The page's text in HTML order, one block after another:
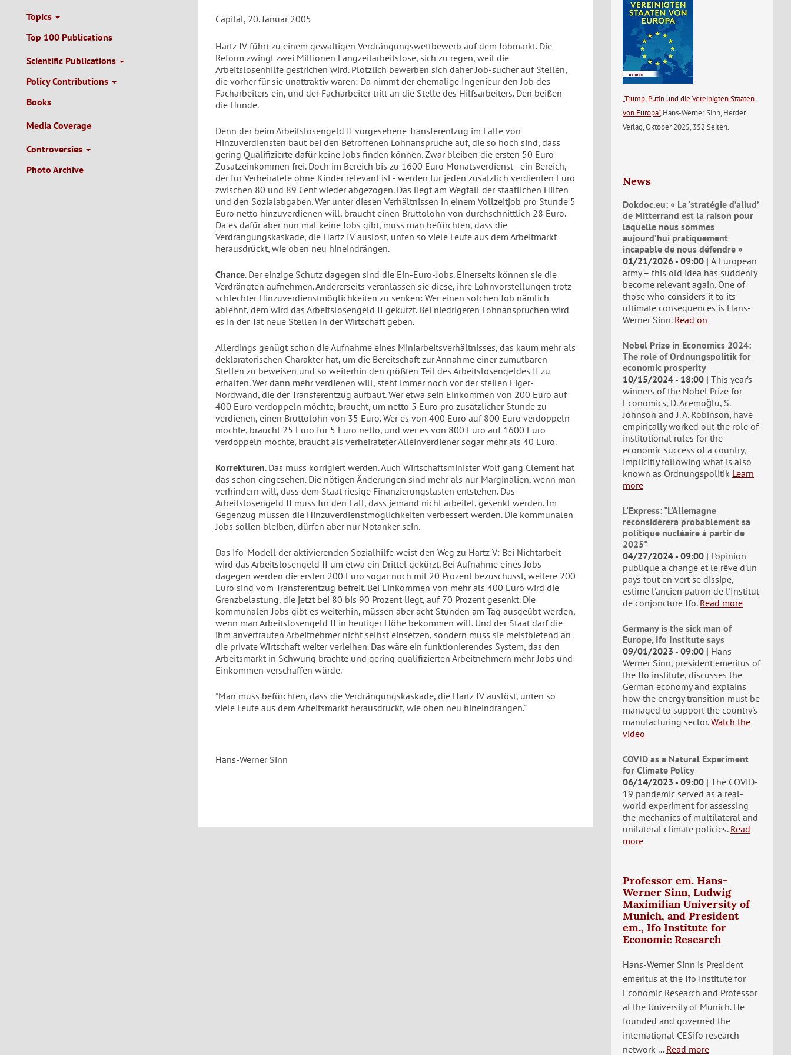
Topics
Top 100 Publications
Scientific Publications
Policy Contributions
Books
Media Coverage
Controversies
Photo Archive
Capital, 20. Januar 2005
Hartz IV führt zu einem gewaltigen Verdrängungswettbewerb auf dem Jobmarkt. Die
Reform zwingt zwei Millionen Langzeitarbeitslose, sich zu regen, weil die
Arbeitslosenhilfe gestrichen wird. Plötzlich bewerben sich daher Job-sucher auf Stellen,
die vorher für sie unattraktiv waren: Da nimmt der ehemalige Ingenieur den Job des
Facharbeiters ein, und der Facharbeiter tritt an die Stelle des Hilfsarbeiters. Den beißen
die Hunde.
Denn der beim Arbeitslosengeld II vorgesehene Transferentzug im Falle von
Hinzuverdiensten baut bei den Betroffenen Lohnansprüche auf, die so hoch sind, dass
gering Qualifizierte dafür keine Jobs finden können. Zwar bleiben die ersten 50 Euro
Zusatzeinkommen frei. Doch im Bereich bis zu 1600 Euro Monatsverdienst - ein Bereich,
der für Verheiratete ohne Kinder relevant ist - werden für jeden zusätzlich verdienten Euro
zwischen 80 und 89 Cent wieder abgezogen. Das liegt am Wegfall der staatlichen Hilfen
und den Sozialabgaben. Wer unter diesen Verhältnissen in einem Vollzeitjob pro Stunde 5
Euro netto hinzuverdienen will, braucht einen Bruttolohn von durchschnittlich 28 Euro.
Da es dafür aber nun mal keine Jobs gibt, muss man befürchten, dass die
Verdrängungskaskade, die Hartz IV auslöst, unten so viele Leute aus dem Arbeitmarkt
herausdrückt, wie oben neu hineindrängen.
Chance. Der einzige Schutz dagegen sind die Ein-Euro-Jobs. Einerseits können sie die
Verdrängten aufnehmen. Andererseits veranlassen sie diese, ihre Lohnvorstellungen trotz
schlechter Hinzuverdienstmöglichkeiten zu senken: Wer einen solchen Job nämlich
ablehnt, dem wird das Arbeitslosengeld II gekürzt. Bei niedrigeren Lohnansprüchen wird
es in der Tat neue Stellen in der Wirtschaft geben.
Allerdings genügt schon die Aufnahme eines Miniarbeitsverhältnisses, das kaum mehr als
deklaratorischen Charakter hat, um die Bereitschaft zur Annahme einer zumutbaren
Stellen zu beweisen und so weiterhin den größten Teil des Arbeitslosengeldes II zu
erhalten. Wer dann mehr verdienen will, steht immer noch vor der steilen Eiger-
Nordwand, die der Transferentzug aufbaut. Wer etwa sein Einkommen von 200 Euro auf
400 Euro verdoppeln möchte, braucht, um netto 5 Euro pro zusätzlicher Stunde zu
verdienen, einen Bruttolohn von 35 Euro. Wer es von 400 Euro auf 800 Euro verdoppeln
möchte, braucht 25 Euro für 5 Euro netto, und wer es von 800 Euro auf 1600 Euro
verdoppeln möchte, braucht als verheirateter Alleinverdiener sogar mehr als 40 Euro.
Korrekturen. Das muss korrigiert werden. Auch Wirtschaftsminister Wolf gang Clement hat
das schon eingesehen. Die nötigen Änderungen sind mehr als nur Marginalien, wenn man
verhindern will, dass dem Staat riesige Finanzierungslasten entstehen. Das
Arbeitslosengeld II muss für den Fall, dass jemand nicht arbeitet, gesenkt werden. Im
Gegenzug müssen die Hinzuverdienstmöglichkeiten verbessert werden. Die kommunalen
Jobs sollen bleiben, dürfen aber nur Notanker sein.
Das Ifo-Modell der aktivierenden Sozialhilfe weist den Weg zu Hartz V: Bei Nichtarbeit
wird das Arbeitslosengeld II um etwa ein Drittel gekürzt. Bei Aufnahme eines Jobs
dagegen werden die ersten 200 Euro sogar noch mit 20 Prozent bezuschusst, weitere 200
Euro sind vom Transferentzug befreit. Bei Einkommen von mehr als 400 Euro wird die
Grenzbelastung, die jetzt bei 80 bis 90 Prozent liegt, auf 70 Prozent gesenkt. Die
kommunalen Jobs gibt es weiterhin, müssen aber acht Stunden am Tag ausgeübt werden,
wenn man Arbeitslosengeld II in heutiger Höhe bekommen will. Und der Staat darf die
ihm anvertrauten Arbeitnehmer nicht selbst einsetzen, sondern muss sie meistbietend an
die private Wirtschaft weiter verleihen. Das wäre ein funktionierendes System, das den
Arbeitsmarkt in Schwung brächte und gering qualifizierten Arbeitnehmern mehr Jobs und
Einkommen verschaffen würde.
"Man muss befürchten, dass die Verdrängungskaskade, die Hartz IV auslöst, unten so
viele Leute aus dem Arbeitsmarkt herausdrückt, wie oben neu hineindrängen."
Hans-Werner Sinn
„Trump, Putin und die Vereinigten Staaten
von Europa“, Hans-Werner Sinn, Herder
Verlag, Oktober 2025, 352 Seiten.
News
Dokdoc.eu: « La ‘stratégie d’aliud’
de Mitterrand est la raison pour
laquelle nous sommes
aujourd’hui pratiquement
incapable de nous défendre »
01/21/2026 - 09:00 A European
army – this old idea has suddenly
become relevant again. One of
those who considers it to its
ultimate consequences is Hans-
Werner Sinn. Read on
Nobel Prize in Economics 2024:
The role of Ordnungspolitik for
economic prosperity
10/15/2024 - 18:00 This year’s
winners of the Nobel Prize for
Economics, D. Acemoğlu, S.
Johnson and J. A. Robinson, have
empirically worked out the role of
institutional rules for the
economic success of a country,
implicitly following what is also
known as Ordnungspolitik Learn
more
L'Express: "L'Allemagne
reconsidérera probablement sa
politique nucléaire à partir de
2025"
04/27/2024 - 09:00
L'opinion
publique a changé et le rêve d'un
pays tout en vert se dissipe,
estime l'ancien patron de l'Institut
de conjoncture Ifo. Read more
Germany is the sick man of
Europe, Ifo Institute says
09/01/2023 - 09:00
Hans-
Werner Sinn, president emeritus of
the Ifo institute, discusses the
German economy and explains
how the energy transition must be
managed to support the country's
manufacturing sector. Watch the
video
COVID as a Natural Experiment
for Climate Policy
06/14/2023 - 09:00 The COVID-
19 pandemic served as a real-
world experiment for assessing
the mechanics of multilateral and
unilateral climate policies. Read
more
Professor em. Hans-
Werner Sinn, Ludwig
Maximilian University of
Munich, and President
em., Ifo Institute for
Economic Research
Hans-Werner Sinn is President
emeritus at the Ifo Institute for
Economic Research and Professor
at the University of Munich. He
founded and governed the
international CESifo research
network ... Read more